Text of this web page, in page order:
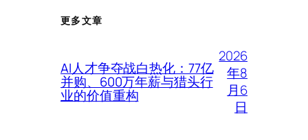
更多文章
AI人才争夺战白热化：77亿
并购、600万年薪与猎头行
业的价值重构
2026
年8
月6
日